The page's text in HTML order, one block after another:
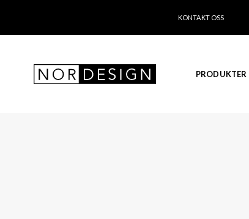
KONTAKT OSS
PRODUKTER